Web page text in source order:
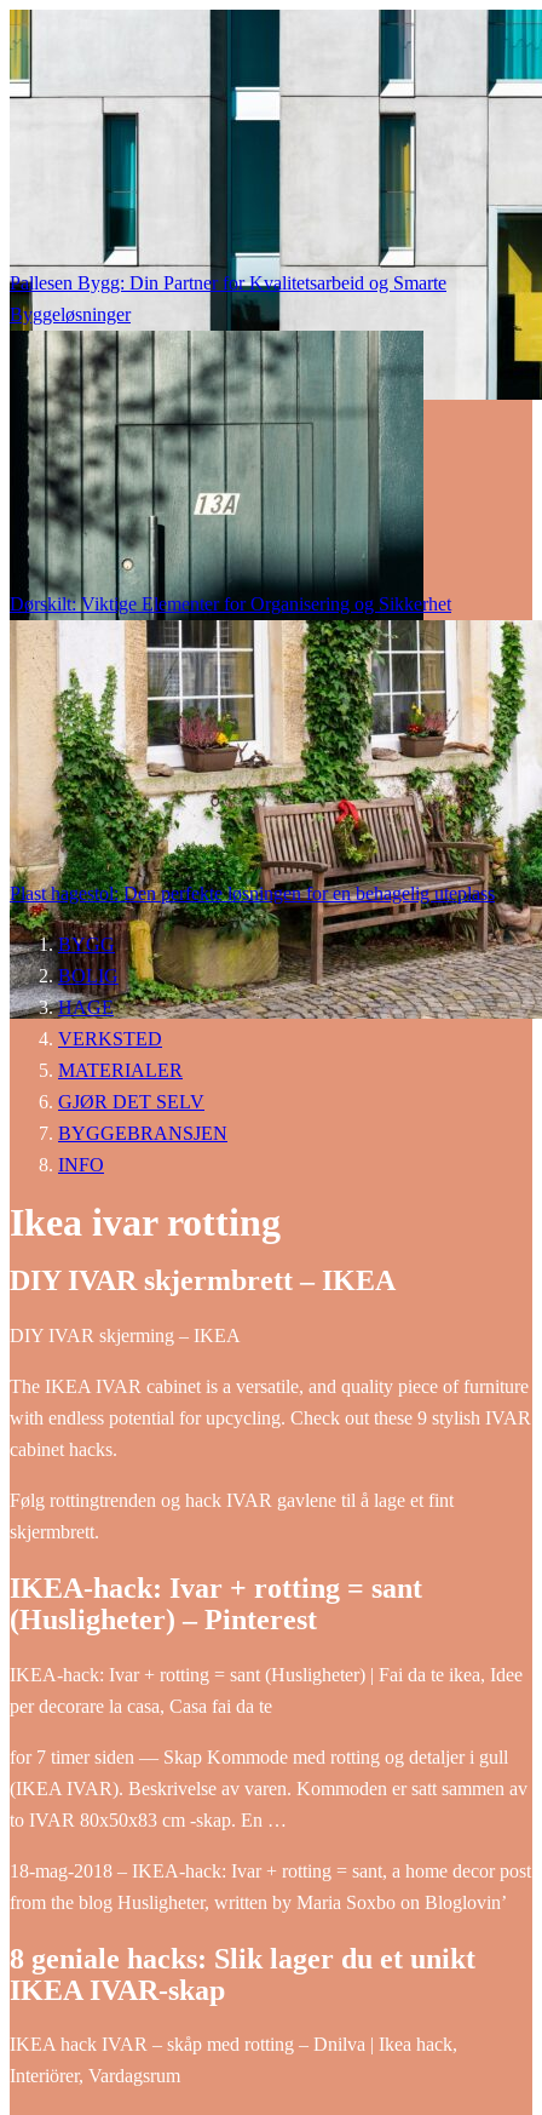
Pallesen Bygg: Din Partner for Kvalitetsarbeid og Smarte
Byggeløsninger
Dørskilt: Viktige Elementer for Organisering og Sikkerhet
Plast hagestol: Den perfekte løsningen for en behagelig uteplass
BYGG
BOLIG
HAGE
VERKSTED
MATERIALER
GJØR DET SELV
BYGGEBRANSJEN
INFO
Ikea ivar rotting
DIY IVAR skjermbrett – IKEA
DIY IVAR skjerming – IKEA
The IKEA IVAR cabinet is a versatile, and quality piece of furniture
with endless potential for upcycling. Check out these 9 stylish IVAR
cabinet hacks.
Følg rottingtrenden og hack IVAR gavlene til å lage et fint
skjermbrett.
IKEA-hack: Ivar + rotting = sant
(Husligheter) – Pinterest
IKEA-hack: Ivar + rotting = sant (Husligheter) | Fai da te ikea, Idee
per decorare la casa, Casa fai da te
for 7 timer siden — Skap Kommode med rotting og detaljer i gull
(IKEA IVAR). Beskrivelse av varen. Kommoden er satt sammen av
to IVAR 80x50x83 cm -skap. En …
18-mag-2018 – IKEA-hack: Ivar + rotting = sant, a home decor post
from the blog Husligheter, written by Maria Soxbo on Bloglovin’
8 geniale hacks: Slik lager du et unikt
IKEA IVAR-skap
IKEA hack IVAR – skåp med rotting – Dnilva | Ikea hack,
Interiörer, Vardagsrum